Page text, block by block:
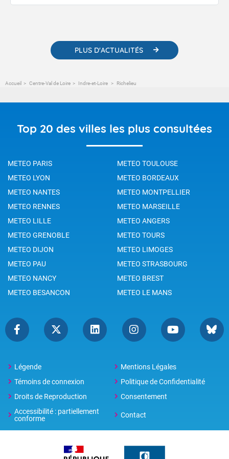
publications. Vous y trouverez également des liens utiles vers nos
PLUS D'ACTUALITÉS
Accueil Centre-Val de Loire Indre-et-Loire Richelieu
Top 20 des villes les plus consultées
METEO PARIS
METEO TOULOUSE
METEO LYON
METEO BORDEAUX
METEO NANTES
METEO MONTPELLIER
METEO RENNES
METEO MARSEILLE
METEO LILLE
METEO ANGERS
METEO GRENOBLE
METEO TOURS
METEO DIJON
METEO LIMOGES
METEO PAU
METEO STRASBOURG
METEO NANCY
METEO BREST
METEO BESANCON
METEO LE MANS
Légende
Mentions Légales
Témoins de connexion
Politique de Confidentialité
Droits de Reproduction
Consentement
Accessibilité : partiellement
conforme
Contact